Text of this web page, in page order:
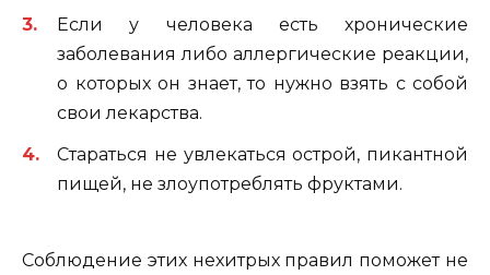
Если у человека есть хронические
заболевания либо аллергические реакции,
о которых он знает, то нужно взять с собой
свои лекарства.
Стараться не увлекаться острой, пикантной
пищей, не злоупотреблять фруктами.
Соблюдение этих нехитрых правил поможет не